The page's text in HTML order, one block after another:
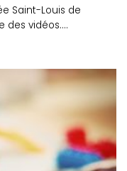
Saint-Louis de
des vidéos....